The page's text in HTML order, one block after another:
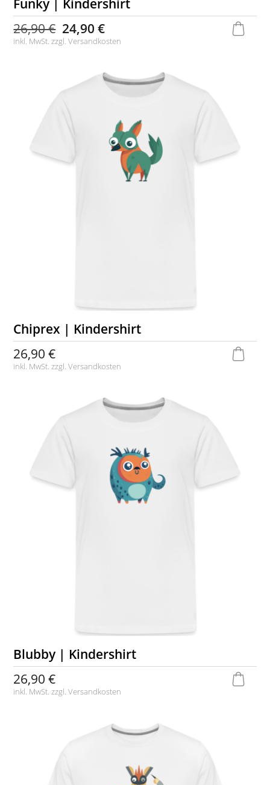
Funky | Kindershirt
26,90 € 24,90 €
inkl. MwSt. zzgl.Versandkosten
Chiprex | Kindershirt
26,90 €
inkl. MwSt. zzgl.Versandkosten
Blubby | Kindershirt
26,90 €
inkl. MwSt. zzgl.Versandkosten